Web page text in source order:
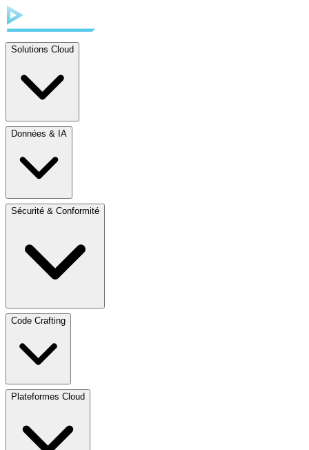
Solutions Cloud
Données & IA
Sécurité & Conformité
Code Crafting
Plateformes Cloud